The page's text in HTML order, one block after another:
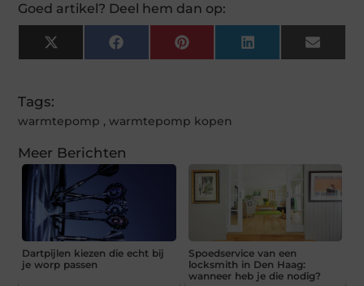
Goed artikel? Deel hem dan op:
X
(Twitter)
FacebookPinterestLinkedInEmail
Tags:
warmtepomp ,warmtepomp kopen
Meer Berichten
Dartpijlen kiezen die echt bij
je worp passen
Spoedservice van een
locksmith in Den Haag:
wanneer heb je die nodig?